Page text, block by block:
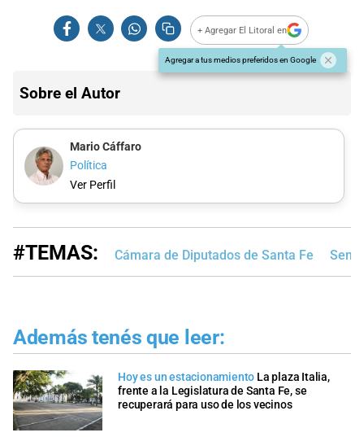
+ Agregar El Litoral en
Agregar a tus medios preferidos en Google
Sobre el Autor
Mario Cáffaro
Política
Ver Perfil
#TEMAS: Cámara de Diputados de Santa Fe
Además tenés que leer:
Hoy es un estacionamiento La plaza Italia,
frente a la Legislatura de Santa Fe, se
recuperará para uso de los vecinos